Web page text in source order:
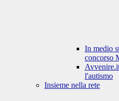
In medio
concorso
l'autismo
Insieme nella rete